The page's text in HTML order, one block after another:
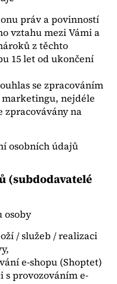
práv a povinností
vztahu mezi Vámi a
z těchto
15 let od ukončení
se zpracováním
nejdéle
zpracovávány na
osobních údajů
(subdodavatelé
osoby
/ služeb / realizaci
e-shopu (Shoptet)
s provozováním e-